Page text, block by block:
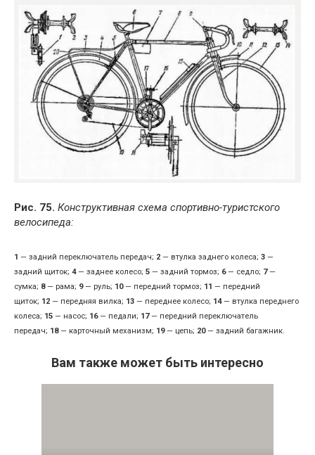
Рис. 75. Конструктивная схема спортивно-туристского
велосипеда:
1 — задний переключатель передач; 2 — втулка заднего колеса; 3 —
задний щиток; 4— заднее колесо; 5 — задний тормоз; 6— седло; 7—
сумка; 8— рама; 9— руль; 10— передний тормоз; 11 — передний
щиток; 12 — передняя вилка; 13 — переднее колесо; 14— втулка переднего
колеса; 15 — насос; 16— педали; 17— передний переключатель
передач; 18— карточный механизм; 19— цепь; 20— задний багажник.
Вам также может быть интересно